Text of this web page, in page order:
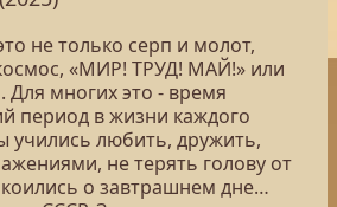
не только серп и молот,
«МИР! ТРУД! МАЙ!» или
Для многих это - время
период в жизни каждого
учились любить, дружить,
не терять голову от
о завтрашнем дне…